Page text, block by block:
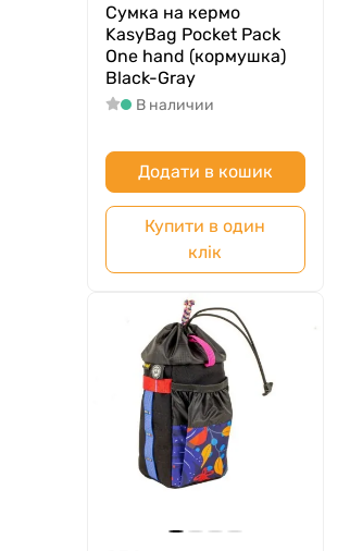
Сумка на кермо
KasyBag Pocket Pack
One hand (кормушка)
Black-Gray
В наличии
Додати в кошик
Купити в один
клік